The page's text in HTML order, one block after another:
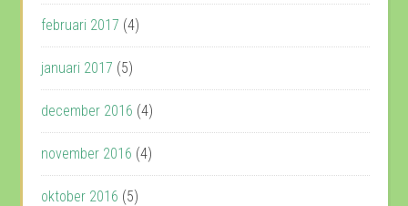
februari 2017 (4)
januari 2017 (5)
december 2016 (4)
november 2016 (4)
oktober 2016 (5)